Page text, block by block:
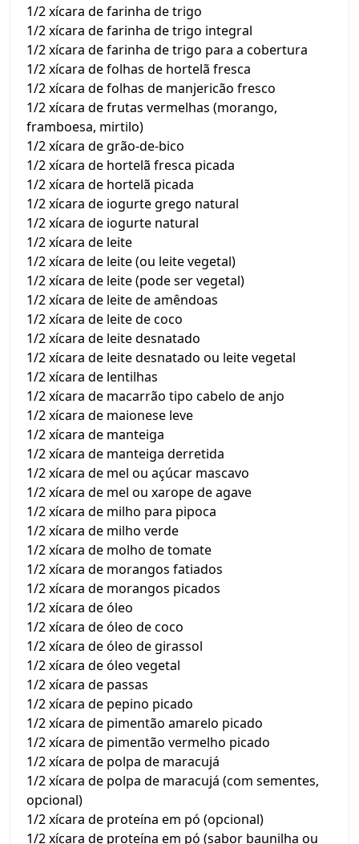
1/2 xícara de farinha de trigo
1/2 xícara de farinha de trigo integral
1/2 xícara de farinha de trigo para a cobertura
1/2 xícara de folhas de hortelã fresca
1/2 xícara de folhas de manjericão fresco
1/2 xícara de frutas vermelhas (morango,
framboesa, mirtilo)
1/2 xícara de grão-de-bico
1/2 xícara de hortelã fresca picada
1/2 xícara de hortelã picada
1/2 xícara de iogurte grego natural
1/2 xícara de iogurte natural
1/2 xícara de leite
1/2 xícara de leite (ou leite vegetal)
1/2 xícara de leite (pode ser vegetal)
1/2 xícara de leite de amêndoas
1/2 xícara de leite de coco
1/2 xícara de leite desnatado
1/2 xícara de leite desnatado ou leite vegetal
1/2 xícara de lentilhas
1/2 xícara de macarrão tipo cabelo de anjo
1/2 xícara de maionese leve
1/2 xícara de manteiga
1/2 xícara de manteiga derretida
1/2 xícara de mel ou açúcar mascavo
1/2 xícara de mel ou xarope de agave
1/2 xícara de milho para pipoca
1/2 xícara de milho verde
1/2 xícara de molho de tomate
1/2 xícara de morangos fatiados
1/2 xícara de morangos picados
1/2 xícara de óleo
1/2 xícara de óleo de coco
1/2 xícara de óleo de girassol
1/2 xícara de óleo vegetal
1/2 xícara de passas
1/2 xícara de pepino picado
1/2 xícara de pimentão amarelo picado
1/2 xícara de pimentão vermelho picado
1/2 xícara de polpa de maracujá
1/2 xícara de polpa de maracujá (com sementes,
opcional)
1/2 xícara de proteína em pó (opcional)
1/2 xícara de proteína em pó (sabor baunilha ou